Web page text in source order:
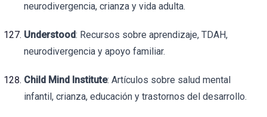
neurodivergencia, crianza y vida adulta.
Understood: Recursos sobre aprendizaje, TDAH,
neurodivergencia y apoyo familiar.
Child Mind Institute: Artículos sobre salud mental
infantil, crianza, educación y trastornos del desarrollo.